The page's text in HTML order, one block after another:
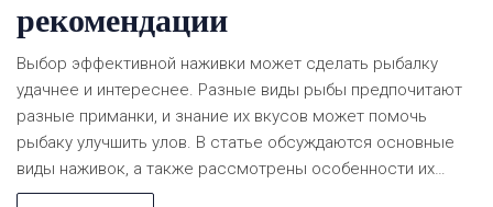
рекомендации
Выбор эффективной наживки может сделать рыбалку
удачнее и интереснее. Разные виды рыбы предпочитают
разные приманки, и знание их вкусов может помочь
рыбаку улучшить улов. В статье обсуждаются основные
виды наживок, а также рассмотрены особенности их
применения в зависимости от сезона и условий ловли.